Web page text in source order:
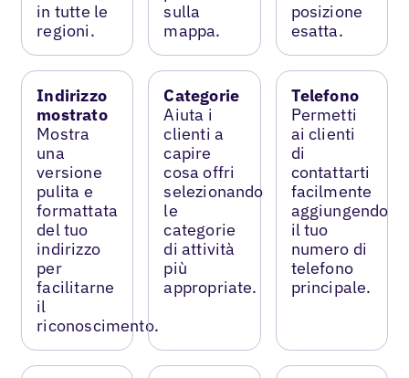
in tutte le
regioni.
sulla
mappa.
posizione
esatta.
Indirizzo
mostrato
Mostra
una
versione
pulita e
formattata
del tuo
indirizzo
per
facilitarne
il
riconoscimento.
Categorie
Aiuta i
clienti a
capire
cosa offri
selezionando
le
categorie
di attività
più
appropriate.
Telefono
Permetti
ai clienti
di
contattarti
facilmente
aggiungendo
il tuo
numero di
telefono
principale.